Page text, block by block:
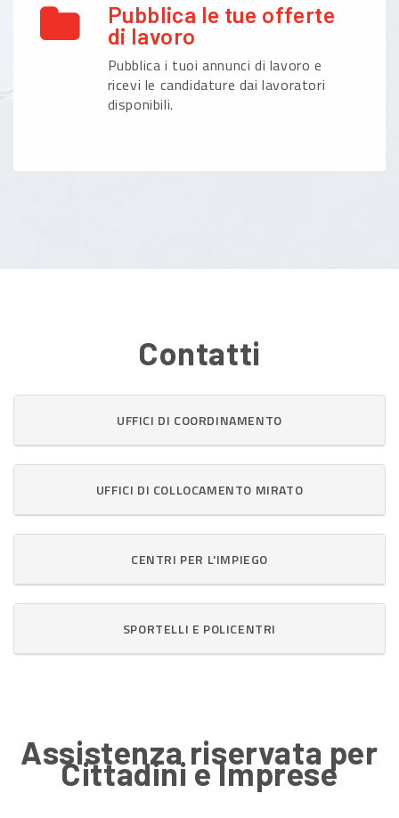
Pubblica le tue offerte
di lavoro
Pubblica i tuoi annunci di lavoro e
ricevi le candidature dai lavoratori
disponibili.
Contatti
UFFICI DI COORDINAMENTO
UFFICI DI COLLOCAMENTO MIRATO
CENTRI PER L'IMPIEGO
SPORTELLI E POLICENTRI
Assistenza riservata per
Cittadini e Imprese